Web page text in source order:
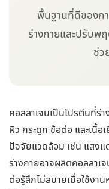
พื้นฐานที่ดีของกา
ร่างกายและปรับพ
ช่ว
คอลลาเจนเป็นโปรตีนที่ร่
ผิว กระดูก ข้อต่อ และเนื้อ
ปัจจัยแวดล้อม เช่น แสง
ร่างกายอาจผลิตคอลลาเ
ต่อรู้สึกไม่สบายเมื่อใช้ง